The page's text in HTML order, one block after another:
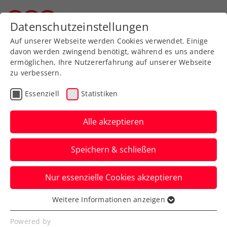
Turniere
Drei Jugendcircuit
presented by Babolat: Ein
Top-Schlusspunkt in Bad
Waltersdorf
Österreichs wichtigste Jugendturnierserie
ist mit dem Masters in der Steiermark
würdig zu Ende gegangen.
Datenschutzeinstellungen
Auf unserer Webseite werden Cookies verwendet. Einige
davon werden zwingend benötigt, während es uns andere
ermöglichen, Ihre Nutzererfahrung auf unserer Webseite
zu verbessern.
Essenziell Statistiken
Alle akzeptieren
Speichern & schließen
Nur essenzielle Cookies akzeptieren
Essenziell
Essenzielle Cookies werden für grundlegende
Weitere Informationen anzeigen
Powered by